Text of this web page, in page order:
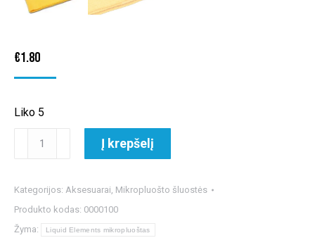
€1.80
Liko 5
Elements
Eraser
mikropluošto
Į krepšelį
Kategorijos: Aksesuarai Mikropluošto šluostės
Produkto kodas: 0000100
Žyma:
Liquid Elements mikropluoštas